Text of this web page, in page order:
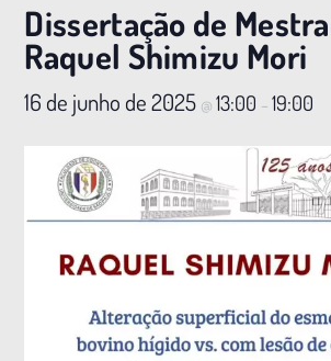
Dissertação de
Raquel Shimizu Mori
16 de junho de 2025 @13:00 –19:00